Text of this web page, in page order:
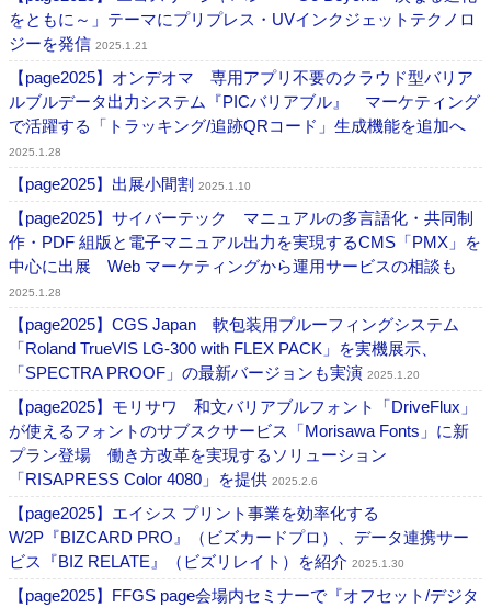
をともに～」テーマにプリプレス・UVインクジェットテクノロ
ジーを発信 2025.1.21
【page2025】オンデオマ 専用アプリ不要のクラウド型バリア
ルブルデータ出力システム『PICバリアブル』 マーケティング
で活躍する「トラッキング/追跡QRコード」生成機能を追加へ
2025.1.28
【page2025】出展小間割 2025.1.10
【page2025】サイバーテック マニュアルの多言語化・共同制
作・PDF 組版と電子マニュアル出力を実現するCMS「PMX」を
中心に出展 Web マーケティングから運用サービスの相談も
2025.1.28
【page2025】CGS Japan 軟包装用プルーフィングシステム
「Roland TrueVIS LG-300 with FLEX PACK」を実機展示、
「SPECTRA PROOF」の最新バージョンも実演 2025.1.20
【page2025】モリサワ 和文バリアブルフォント「DriveFlux」
が使えるフォントのサブスクサービス「Morisawa Fonts」に新
プラン登場 働き方改革を実現するソリューション
「RISAPRESS Color 4080」を提供 2025.2.6
【page2025】エイシス プリント事業を効率化する
W2P『BIZCARD PRO』（ビズカードプロ）、データ連携サー
ビス『BIZ RELATE』（ビズリレイト）を紹介 2025.1.30
【page2025】FFGS page会場内セミナーで『オフセット/デジタ